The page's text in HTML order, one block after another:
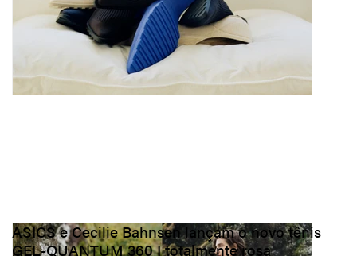
ASICS e Cecilie Bahnsen lançam o novo tênis
GEL-QUANTUM 360 I totalmente rosa